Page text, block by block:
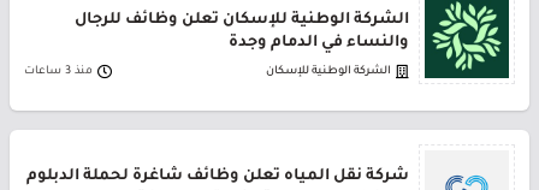
الشركة الوطنية للإسكان تعلن وظائف للرجال
والنساء في الدمام وجدة
الشركة الوطنية للإسكان منذ 3 ساعات
شركة نقل المياه تعلن وظائف شاغرة لحملة الدبلوم